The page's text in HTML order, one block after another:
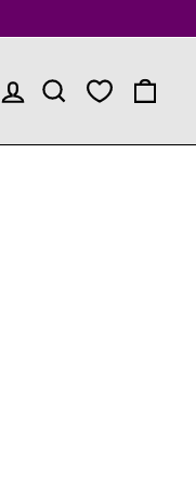
LOGGA INPRODUKTSÖKNING